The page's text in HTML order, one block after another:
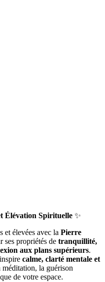
Élévation Spirituelle ✨
et élevées avec la Pierre
ses propriétés de tranquillité,
aux plans supérieurs.
calme, clarté mentale et
méditation, la guérison
de votre espace.